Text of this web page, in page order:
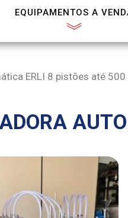
EQUIPAMENTOS A
ERLI 8 pistões até 500